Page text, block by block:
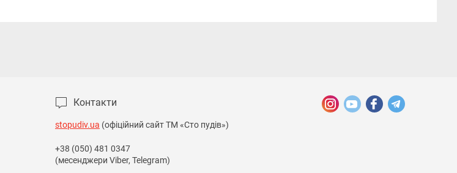
Контакти
stopudiv.ua (офіційний сайт ТМ «Сто пудів»)
+38 (050) 481 0347
(месенджери Viber, Telegram)